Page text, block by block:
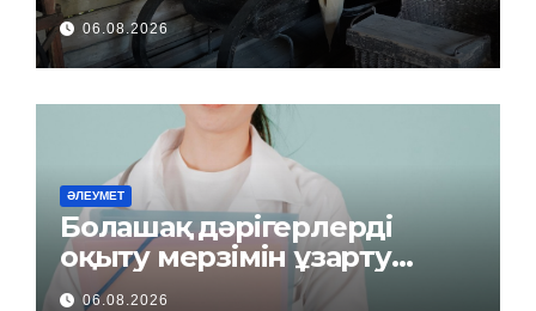
06.08.2026
ӘЛЕУМЕТ
Болашақ дәрігерлерді
оқыту мерзімін ұзарту
керек пе?
06.08.2026